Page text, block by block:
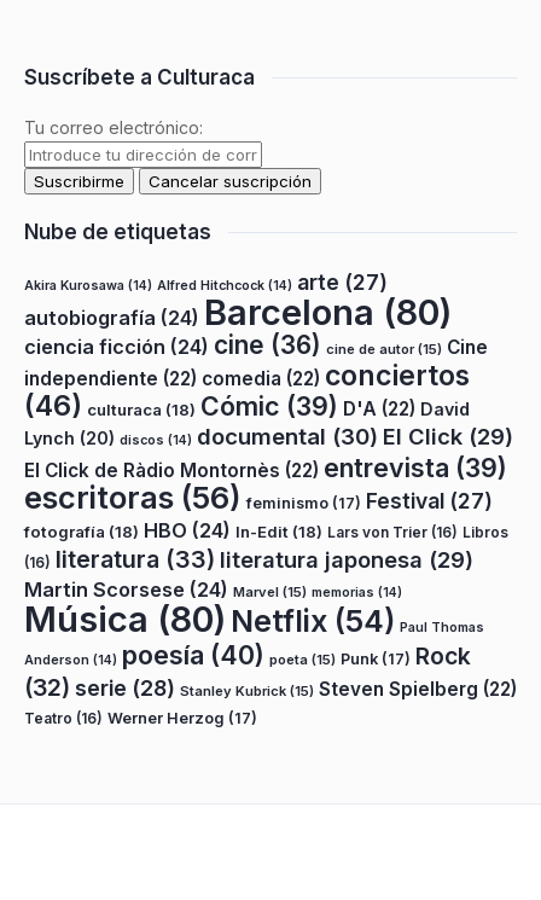
Suscríbete a Culturaca
Tu correo electrónico:
Nube de etiquetas
Akira Kurosawa (14) Alfred Hitchcock (14) arte (27)
autobiografía (24) Barcelona (80)
ciencia ficción (24) cine (36) cine de autor(15) Cine
independiente (22) comedia (22) conciertos
(46) culturaca (18) Cómic (39) D'A (22) David
Lynch (20) discos (14) documental (30) El Click (29)
El Click de Ràdio Montornès (22) entrevista (39)
escritoras (56) feminismo (17) Festival (27)
fotografía (18) HBO (24) In-Edit (18) Lars von Trier (16) Libros
(16) literatura (33) literatura japonesa (29)
Martin Scorsese (24) Marvel (15) memorias (14)
Música (80) Netflix (54) Paul Thomas
Anderson (14) poesía (40) poeta (15) Punk (17) Rock
(32) serie (28) Stanley Kubrick (15) Steven Spielberg (22)
Teatro (16) Werner Herzog (17)